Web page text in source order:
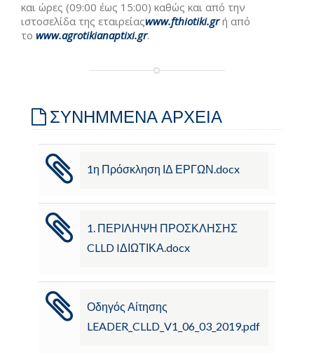
και ώρες (09:00 έως 15:00) καθώς και από την
ιστοσελίδα της εταιρείαςwww.fthiotiki.grή από
το www.agrotikianaptixi.gr.
ΣΥΝΗΜΜΕΝΑ ΑΡΧΕΙΑ
1η Πρόσκληση ΙΔ ΕΡΓΩΝ.docx
1. ΠΕΡΙΛΗΨΗ ΠΡΟΣΚΛΗΣΗΣ
CLLD IΔΙΩΤΙΚΑ.docx
Οδηγός Αίτησης
LEADER_CLLD_V1_06_03_2019.pdf